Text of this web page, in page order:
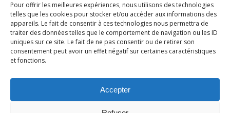
Pour offrir les meilleures expériences, nous utilisons des technologies
telles que les cookies pour stocker et/ou accéder aux informations des
appareils. Le fait de consentir à ces technologies nous permettra de
traiter des données telles que le comportement de navigation ou les ID
uniques sur ce site. Le fait de ne pas consentir ou de retirer son
consentement peut avoir un effet négatif sur certaines caractéristiques
et fonctions.
Accepter
LANGUAGES
Français